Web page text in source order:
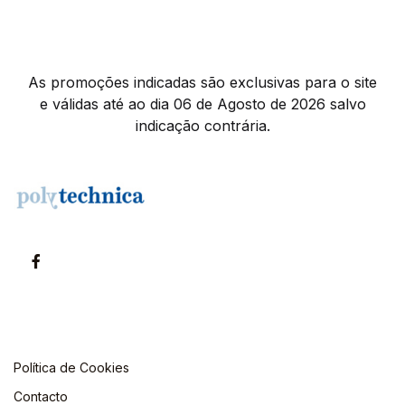
As promoções indicadas são exclusivas para o site
e válidas até ao dia 06 de Agosto de 2026 salvo
indicação contrária.
Política de Cookies
Contacto